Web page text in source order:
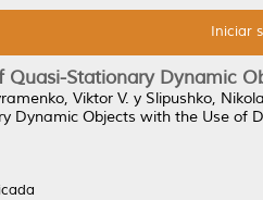
Iniciar
Quasi-Stationary Dynamic
Viktor V. y Slipushko,
Dynamic Objects with the Use of